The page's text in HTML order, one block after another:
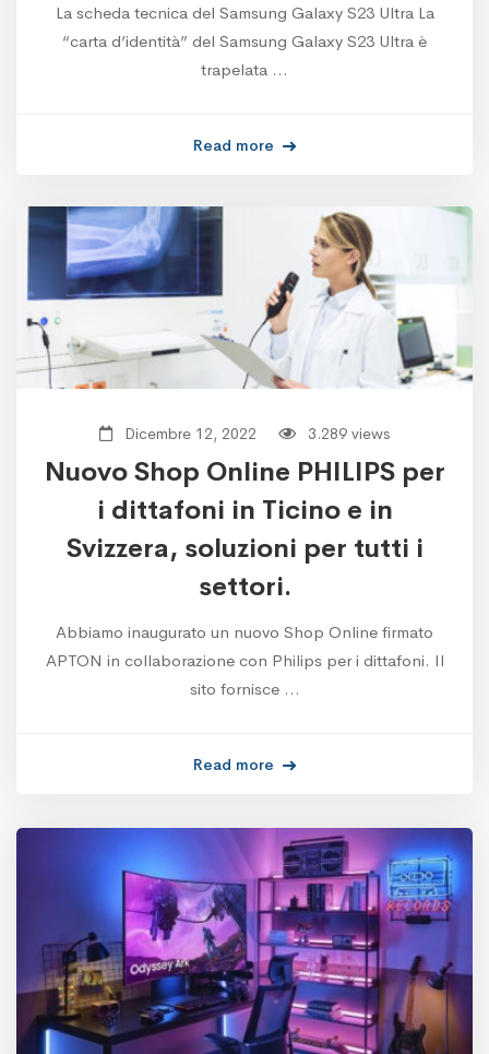
La scheda tecnica del Samsung Galaxy S23 Ultra La
“carta d’identità” del Samsung Galaxy S23 Ultra è
trapelata …
Read more
Dicembre 12, 2022 3.289 views
Nuovo Shop Online PHILIPS per
i dittafoni in Ticino e in
Svizzera, soluzioni per tutti i
settori.
Abbiamo inaugurato un nuovo Shop Online firmato
APTON in collaborazione con Philips per i dittafoni. Il
sito fornisce …
Read more